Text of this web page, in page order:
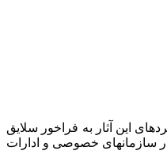
این آثار به فراخور سلایق
در سازمانهای خصوصی و ادارات